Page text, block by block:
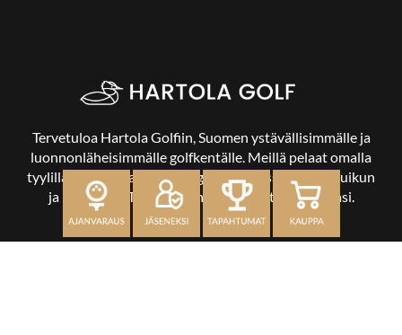
Tervetuloa Hartola Golfiin, Suomen ystävällisimmälle ja
luonnonläheisimmälle golfkentälle. Meillä pelaat omalla
tyylilläsi ja tasollasi – ja bongaat halutessasi vaikka uikun
ja kuikankin. Tärkeintä on, että nautit vierailustasi.